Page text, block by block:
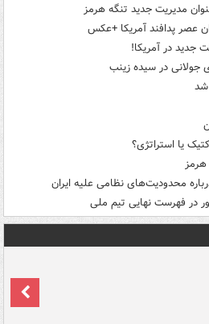
مدیریت جدید تنگه هرمز
جدید در آمریکا!
جولانی در سیده زینب
شد
یا استراتژی؟
محدودیت‌های نظامی علیه ایران